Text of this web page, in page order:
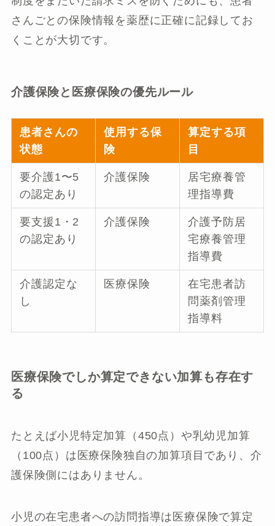
さんごとの保険情報を薬歴に正確に記録してお
くことが大切です。
介護保険と医療保険の優先ルール
患者さんの
状態
使用する保
険
算定する項
目
要介護1〜5
の認定あり
介護保険
居宅療養管
理指導費
要支援1・2
の認定あり
介護保険
介護予防居
宅療養管理
指導費
介護認定な
し
医療保険
在宅患者訪
問薬剤管理
指導料
医療保険でしか算定できない加算も存在す
る
たとえば小児特定加算（450点）や乳幼児加算
（100点）は医療保険独自の加算項目であり、介
護保険側にはありません。
小児の在宅患者への訪問指導は医療保険で算定